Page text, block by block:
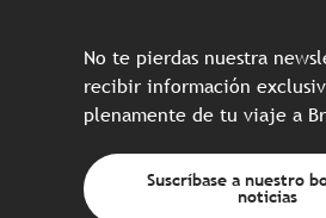
No te pierdas nuestra
recibir información
plenamente de tu viaje a
Suscríbase a nuestro
noticias